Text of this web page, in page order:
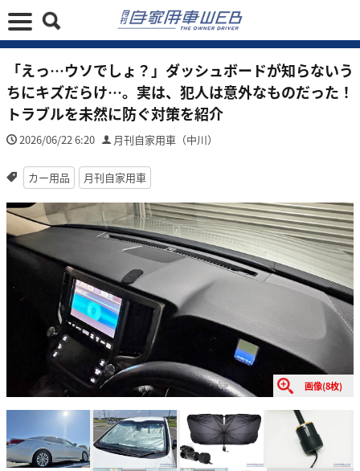
「えっ…ウソでしょ？」ダッシュボードが知らないう
ちにキズだらけ…。実は、犯人は意外なものだった！
トラブルを未然に防ぐ対策を紹介
2026/06/22 6:20 月刊自家用車（中川）
カー用品 月刊自家用車
画像(8枚)